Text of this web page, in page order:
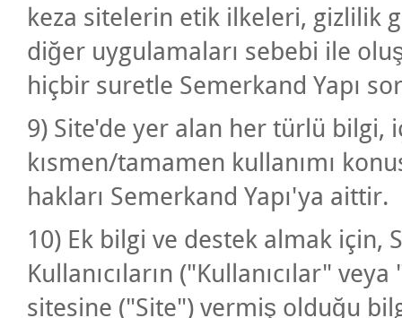
keza sitelerin etik ilkeleri, gizlilik
diğer uygulamaları sebebi ile
hiçbir suretle Semerkand Yapı
9) Site'de yer alan her türlü bilgi,
kısmen/tamamen kullanımı
hakları Semerkand Yapı'ya aittir.
10) Ek bilgi ve destek almak
Kullanıcıların ("Kullanıcılar"
sitesine ("Site") vermiş olduğu